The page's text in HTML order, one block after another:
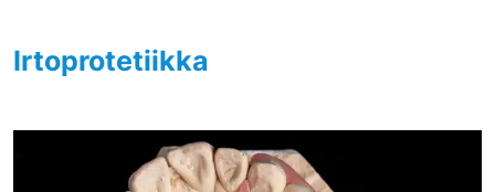
Irtoprotetiikka